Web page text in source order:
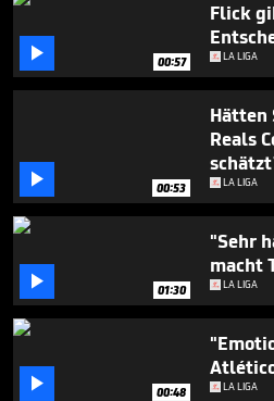
 00:57
Flick
LA LIGA
 00:53
Hätten
Reals
LA LIGA
 01:30
"Sehr
macht
LA LIGA
 00:48 LA LIGA